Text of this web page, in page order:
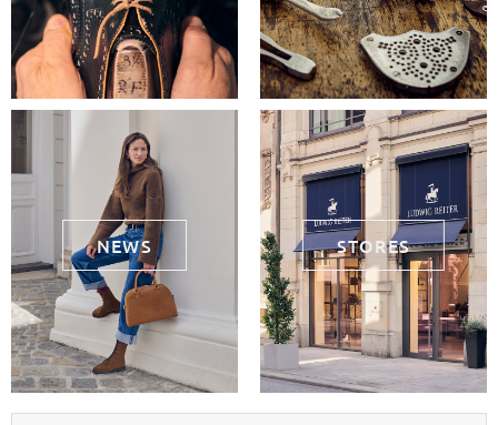
NEWS STORES